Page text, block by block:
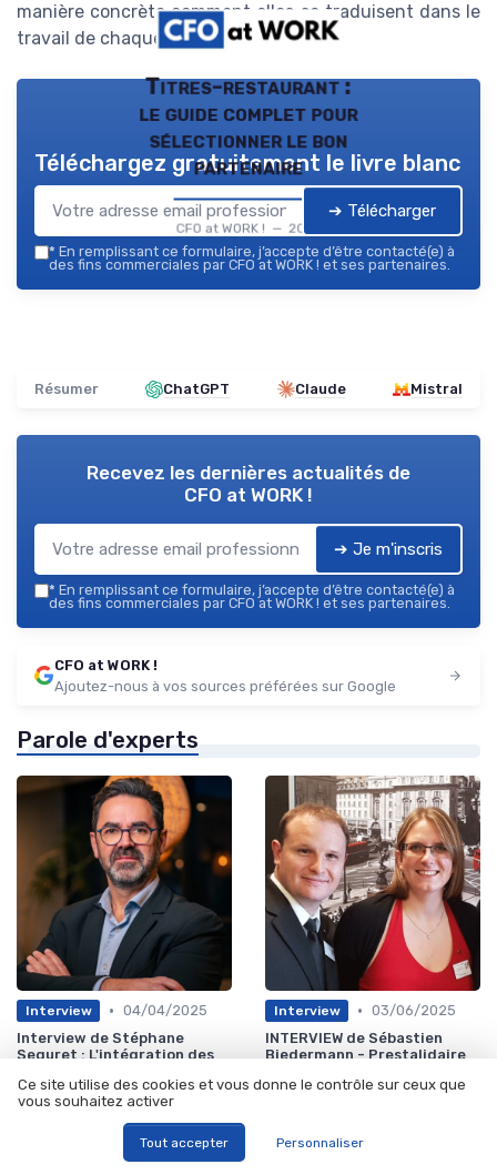
manière concrète comment elles se traduisent dans le
travail de chaque jour.
Titres-restaurant :
le guide complet pour
sélectionner le bon
partenaire
CFO at WORK ! — 2026
Téléchargez gratuitement le livre blanc
➔ Télécharger
* En remplissant ce formulaire, j’accepte d’être contacté(e) à
des fins commerciales par CFO at WORK ! et ses partenaires.
Résumer ChatGPT Claude Mistral
Recevez les dernières actualités de
CFO at WORK !
➔ Je m'inscris
* En remplissant ce formulaire, j’accepte d’être contacté(e) à
des fins commerciales par CFO at WORK ! et ses partenaires.
CFO at WORK !
Ajoutez-nous à vos sources préférées sur Google
Parole d'experts
Interview • 04/04/2025
Interview de Stéphane
Seguret : L'intégration des
finance - Défis et
opportunités !
Interview • 03/06/2025
INTERVIEW de Sébastien
Biedermann - Prestalidaire
service des entreprises afin
Ce site utilise des cookies et vous donne le contrôle sur ceux que
vous souhaitez activer
Tout accepter Personnaliser